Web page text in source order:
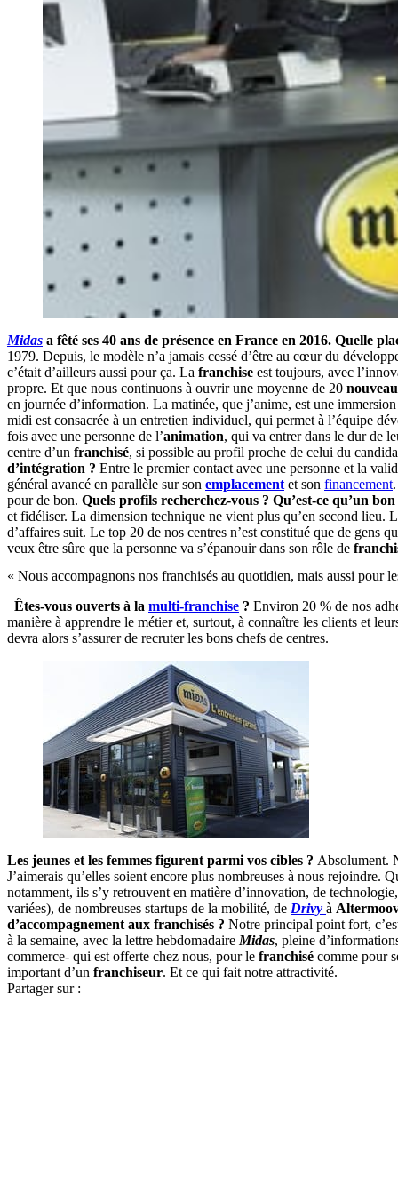
Midas a fêté ses 40 ans de présence en France en 2016. Quelle
1979. Depuis, le modèle n’a jamais cessé d’être au cœur du
c’était d’ailleurs aussi pour ça. La franchise est toujours, avec
propre. Et que nous continuons à ouvrir une moyenne de 20
en journée d’information. La matinée, que j’anime, est une
midi est consacrée à un entretien individuel, qui permet à l’équipe
fois avec une personne de l’animation, qui va entrer dans le dur de
centre d’un franchisé, si possible au profil proche de celui du
d’intégration ? Entre le premier contact avec une personne et la
général avancé en parallèle sur son emplacement et son financement
pour de bon. Quels profils recherchez-vous ? Qu’est-ce qu’un
et fidéliser. La dimension technique ne vient plus qu’en second lieu.
d’affaires suit. Le top 20 de nos centres n’est constitué que de gens
veux être sûre que la personne va s’épanouir dans son rôle de
« Nous accompagnons nos franchisés au quotidien, mais aussi pour
Êtes-vous ouverts à la multi-franchise ? Environ 20 % de nos
manière à apprendre le métier et, surtout, à connaître les clients et
devra alors s’assurer de recruter les bons chefs de centres.
Les jeunes et les femmes figurent parmi vos cibles ? Absolument.
J’aimerais qu’elles soient encore plus nombreuses à nous rejoindre.
notamment, ils s’y retrouvent en matière d’innovation, de
variées), de nombreuses startups de la mobilité, de Drivy à
d’accompagnement aux franchisés ? Notre principal point fort,
à la semaine, avec la lettre hebdomadaire Midas, pleine
commerce- qui est offerte chez nous, pour le franchisé comme pour
important d’un franchiseur. Et ce qui fait notre attractivité.
Partager sur :